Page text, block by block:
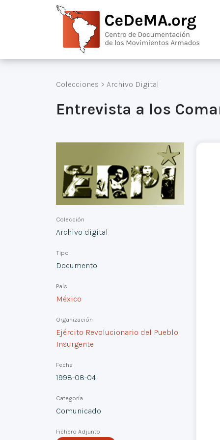
Colecciones > Archivo Digital
Entrevista a los
Colección
Archivo digital
Tipo
Documento
País
México
Organización
Ejército Revolucionario del Pueblo
Insurgente
Fecha
1998-08-04
Categoría
Comunicado
Fichero Adjunto